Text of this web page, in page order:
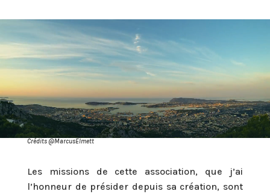
vidéo
Crédits @MarcusElmett
Les missions de cette association, que j’ai
l’honneur de présider depuis sa création, sont